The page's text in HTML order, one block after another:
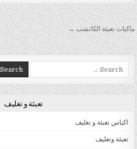
تصفّح المقالات
ماكنات تعبئة الكاتشب →
Search for:
تعبئة و تغليف
اكياس تعبئة و تغليف
تعبئة وتغليف